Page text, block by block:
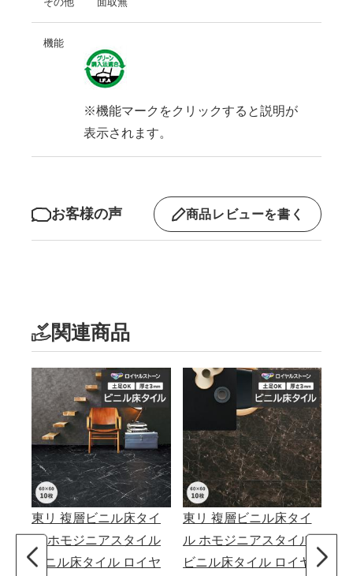
機能
※機能マークをクリックすると説明が
表示されます。
お客様の声 商品レビューを書く
関連商品
東リ 複層ビニル床タイ
ル ホモジニアスタイル
ビニル床タイル ロイヤ
東リ 複層ビニル床タイ
ル ホモジニアスタイル
ビニル床タイル ロイヤ